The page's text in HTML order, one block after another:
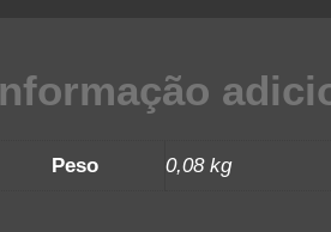
Peso 0,08 kg